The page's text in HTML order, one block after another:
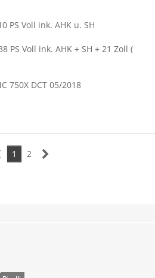
PS Voll ink. AHK u. SH
PS Voll ink. AHK + SH + 21 Zoll (
750X DCT 05/2018
1 2